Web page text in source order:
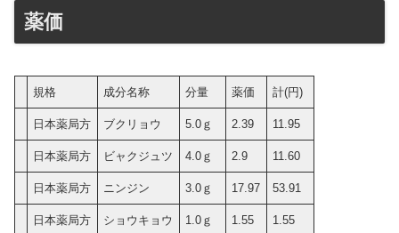
薬価
規格 成分名称 分量 薬価 計(円)
日本薬局方 ブクリョウ 5.0ｇ 2.39 11.95
日本薬局方 ビャクジュツ 4.0ｇ 2.9 11.60
日本薬局方 ニンジン 3.0ｇ 17.97 53.91
日本薬局方 ショウキョウ 1.0ｇ 1.55 1.55